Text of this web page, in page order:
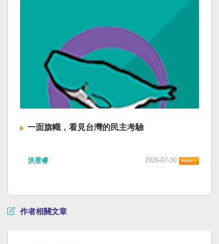
一面旗幟，看見台灣的民主考驗
洪昱睿 2026-07-30
作者相關文章